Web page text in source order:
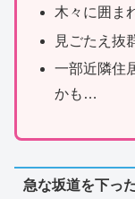
木々に囲ま
見ごたえ抜
一部近隣住
かも…
急な坂道を下っ